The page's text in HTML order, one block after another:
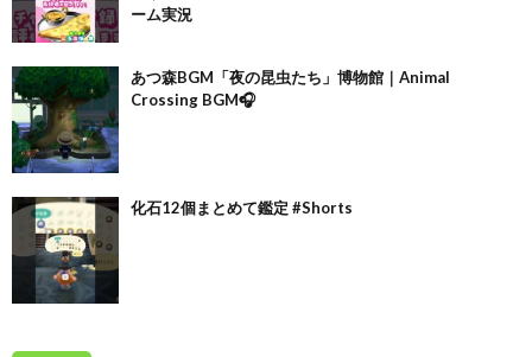
ーム実況
あつ森BGM「夜の昆虫たち」博物館｜Animal
Crossing BGM🎧
化石12個まとめて鑑定 #Shorts